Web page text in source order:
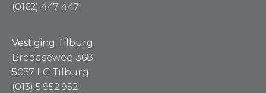
(0162) 447 447
Vestiging Tilburg
Bredaseweg 368
5037 LG Tilburg
(013) 5 952 952